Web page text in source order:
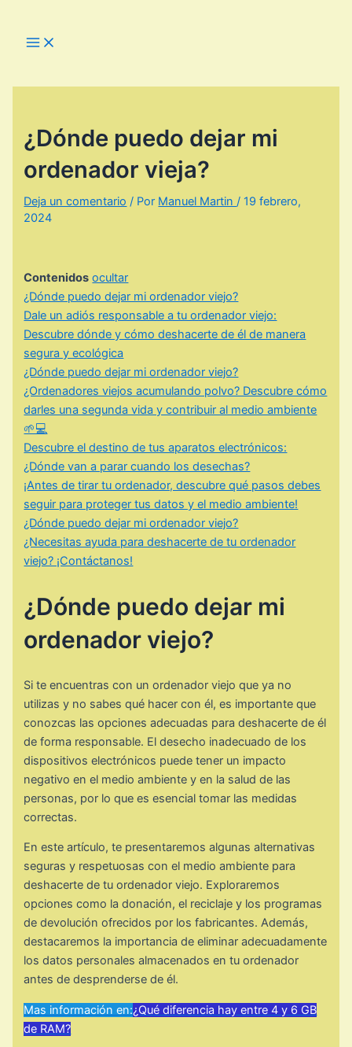
Main
Menu
¿Dónde puedo dejar mi
ordenador vieja?
Deja un comentario / Por Manuel Martin/19 febrero,
2024
Contenidos ocultar
¿Dónde puedo dejar mi ordenador viejo?
Dale un adiós responsable a tu ordenador viejo:
Descubre dónde y cómo deshacerte de él de manera
segura y ecológica
¿Dónde puedo dejar mi ordenador viejo?
¿Ordenadores viejos acumulando polvo? Descubre cómo
darles una segunda vida y contribuir al medio ambiente
🌱💻
Descubre el destino de tus aparatos electrónicos:
¿Dónde van a parar cuando los desechas?
¡Antes de tirar tu ordenador, descubre qué pasos debes
seguir para proteger tus datos y el medio ambiente!
¿Dónde puedo dejar mi ordenador viejo?
¿Necesitas ayuda para deshacerte de tu ordenador
viejo? ¡Contáctanos!
¿Dónde puedo dejar mi
ordenador viejo?
Si te encuentras con un ordenador viejo que ya no
utilizas y no sabes qué hacer con él, es importante que
conozcas las opciones adecuadas para deshacerte de él
de forma responsable. El desecho inadecuado de los
dispositivos electrónicos puede tener un impacto
negativo en el medio ambiente y en la salud de las
personas, por lo que es esencial tomar las medidas
correctas.
En este artículo, te presentaremos algunas alternativas
seguras y respetuosas con el medio ambiente para
deshacerte de tu ordenador viejo. Exploraremos
opciones como la donación, el reciclaje y los programas
de devolución ofrecidos por los fabricantes. Además,
destacaremos la importancia de eliminar adecuadamente
los datos personales almacenados en tu ordenador
antes de desprenderse de él.
Mas información en:¿Qué diferencia hay entre 4 y 6 GB
de RAM?